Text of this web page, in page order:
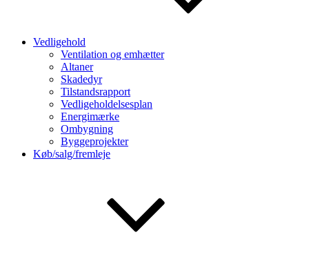
Vedligehold
Ventilation og emhætter
Altaner
Skadedyr
Tilstandsrapport
Vedligeholdelsesplan
Energimærke
Ombygning
Byggeprojekter
Køb/salg/fremleje